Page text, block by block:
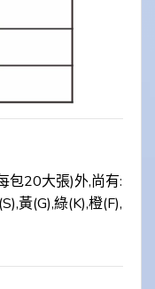
包20大張)外,尚有:
黃(G),綠(K),橙(F),